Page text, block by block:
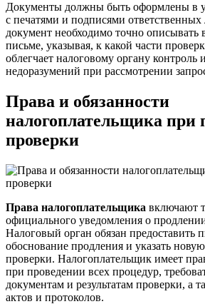
Документы должны быть оформлены в
с печатями и подписями
документ необходимо точно описывать
письме, указывая, к какой части
облегчает налоговому органу
недоразумений при рассмотрении
Права и обязанности
налогоплательщика при
проверки
Права налогоплательщика включают
официального уведомления о
Налоговый орган обязан предоставить
обоснование продления и указать
проверки. Налогоплательщик имеет
при проведении всех процедур,
документам и результатам проверки, а
актов и протоколов.